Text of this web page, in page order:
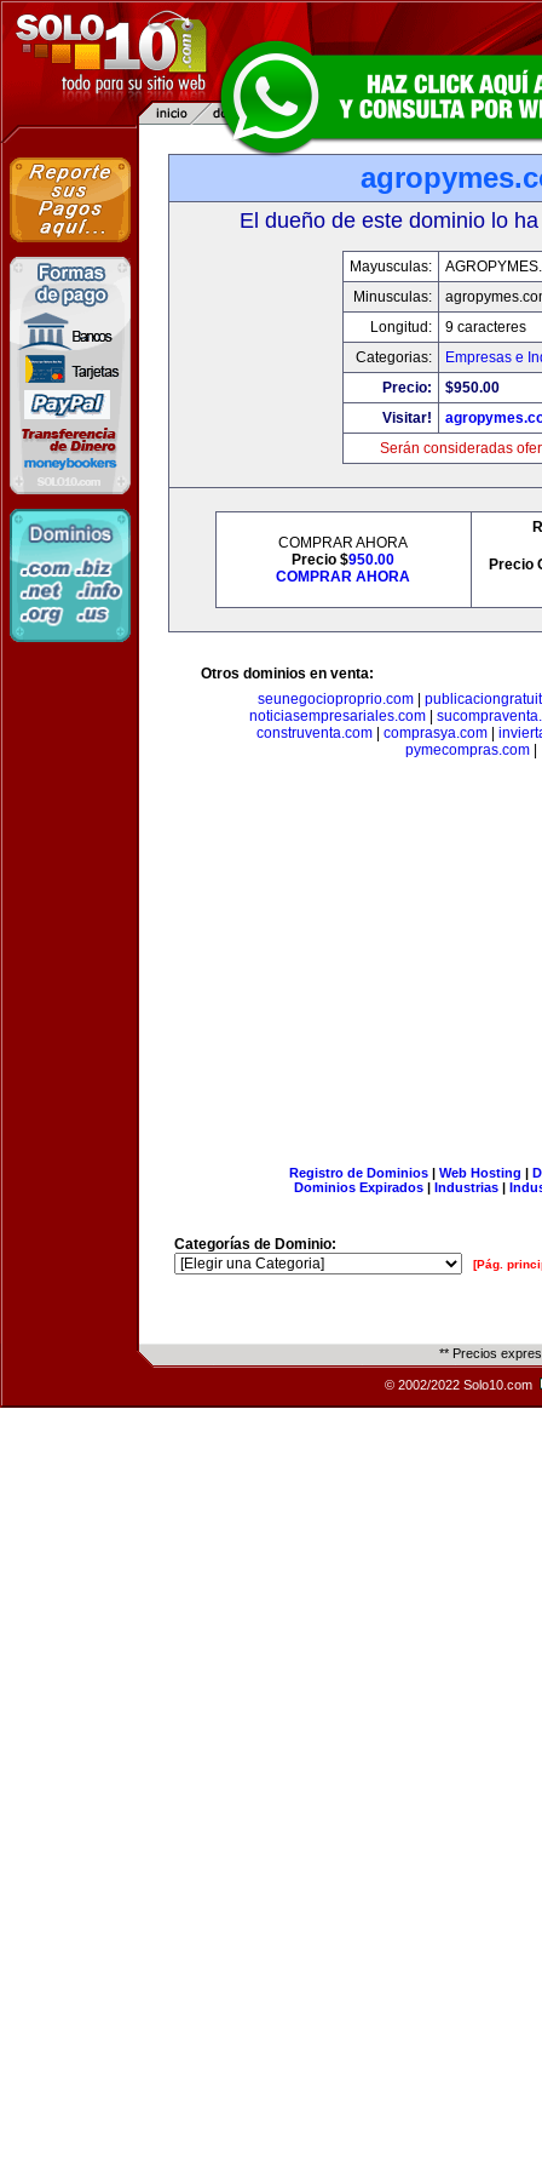
El dueño de este dominio lo
Mayusculas:
Minusculas:
Longitud:
9 caracteres
Categorias:
Empresas e
Precio:
$950.00
Visitar!
Serán consideradas
COMPRAR AHORA
Precio $950.00
COMPRAR AHORA
Precio
Otros dominios en venta:
seunegocioproprio.com
noticiasempresariales.com|
construventa.com| comprasya.com|
pymecompras.com|
Registro de Dominios| Web Hosting |
Dominios Expirados | Industrias |
Categorías de Dominio:
[Pág.
** Precios
© 2002/2022 Solo10.com